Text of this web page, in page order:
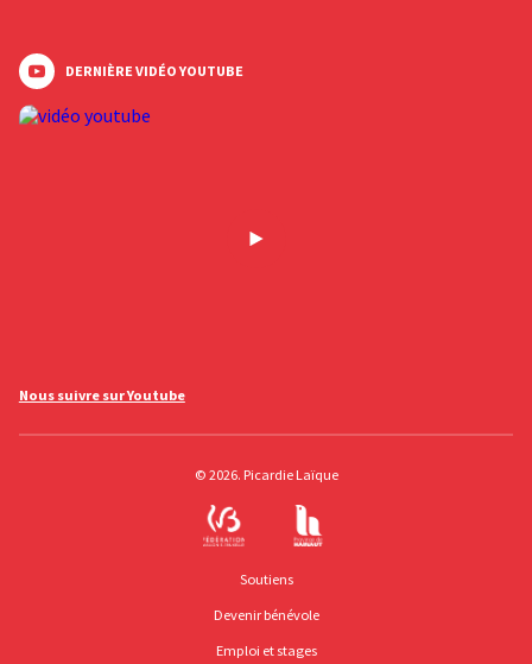
DERNIÈRE VIDÉO YOUTUBE
Nous suivre sur Youtube
© 2026. Picardie Laïque
Soutiens
Devenir bénévole
Emploi et stages